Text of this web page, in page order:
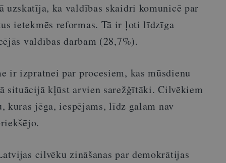
uzskatīja, ka valdības skaidri komunicē par
ietekmēs reformas. Tā ir ļoti līdzīga
valdības darbam (28,7%).
ir izpratnei par procesiem, kas mūsdienu
situācijā kļūst arvien sarežģītāki.Cilvēkiem
jēga, iespējams, līdz galam nav
cilvēku zināšanas par demokrātijas